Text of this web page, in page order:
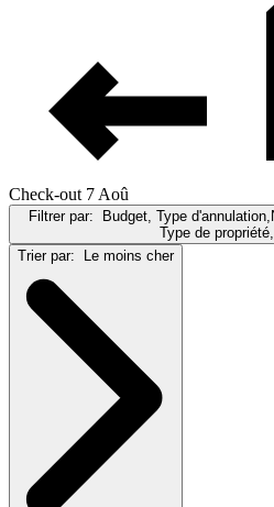
Check-out 7 Aoû
Filtrer par:
Budget, Type
Type de
Trier par:
Le moins cher